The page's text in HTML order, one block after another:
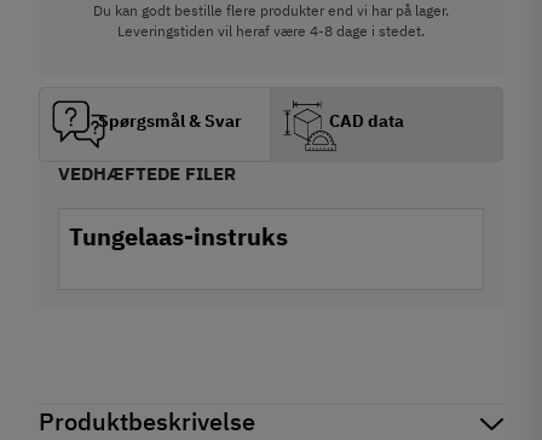
Produktbeskrivelse
Du kan godt bestille flere produkter end vi har på lager.
Leveringstiden vil heraf være 4-8 dage i stedet.
Spørgsmål & Svar CAD data
VEDHÆFTEDE FILER
Tungelaas-instruks